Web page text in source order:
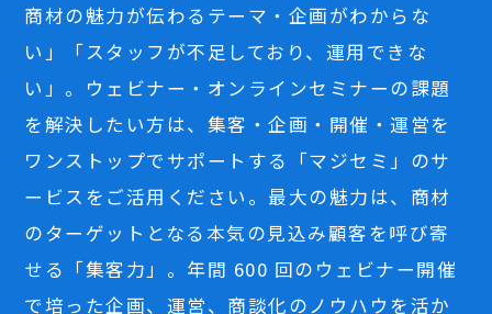
商材の魅力が伝わるテーマ・企画がわからな
い」「スタッフが不足しており、運用できな
い」。ウェビナー・オンラインセミナーの課題
を解決したい方は、集客・企画・開催・運営を
ワンストップでサポートする「マジセミ」のサ
ービスをご活用ください。最大の魅力は、商材
のターゲットとなる本気の見込み顧客を呼び寄
せる「集客力」。年間 600 回のウェビナー開催
で培った企画、運営、商談化のノウハウを活か